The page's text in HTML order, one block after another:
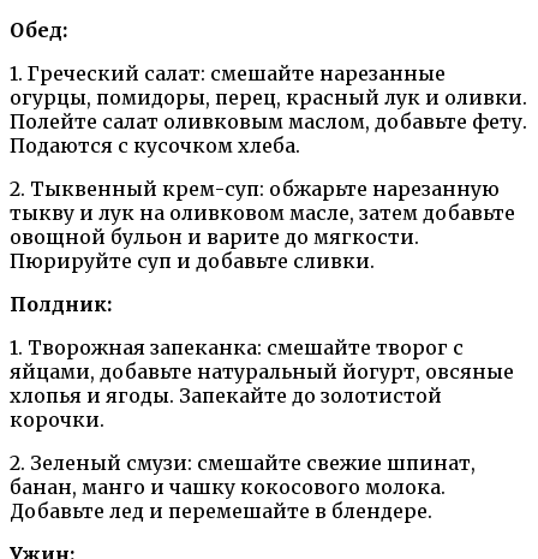
Обед:
1. Греческий салат: смешайте нарезанные
огурцы, помидоры, перец, красный лук и оливки.
Полейте салат оливковым маслом, добавьте фету.
Подаются с кусочком хлеба.
2. Тыквенный крем-суп: обжарьте нарезанную
тыкву и лук на оливковом масле, затем добавьте
овощной бульон и варите до мягкости.
Пюрируйте суп и добавьте сливки.
Полдник:
1. Творожная запеканка: смешайте творог с
яйцами, добавьте натуральный йогурт, овсяные
хлопья и ягоды. Запекайте до золотистой
корочки.
2. Зеленый смузи: смешайте свежие шпинат,
банан, манго и чашку кокосового молока.
Добавьте лед и перемешайте в блендере.
Ужин: